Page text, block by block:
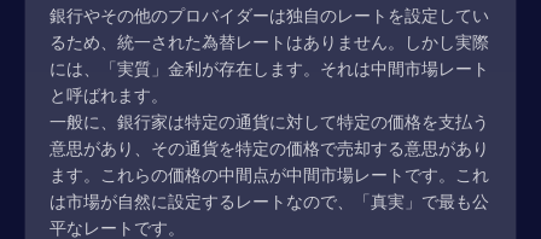
銀行やその他のプロバイダーは独自のレートを設定してい
るため、統一された為替レートはありません。しかし実際
には、「実質」金利が存在します。それは中間市場レート
と呼ばれます。
一般に、銀行家は特定の通貨に対して特定の価格を支払う
意思があり、その通貨を特定の価格で売却する意思があり
ます。これらの価格の中間点が中間市場レートです。これ
は市場が自然に設定するレートなので、「真実」で最も公
平なレートです。